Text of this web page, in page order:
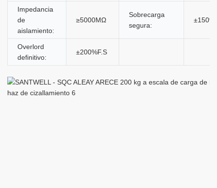
Impedancia
de
aislamiento:
≥5000MΩ
Sobrecarga
segura:
Overlord
definitivo:
±200%F.S